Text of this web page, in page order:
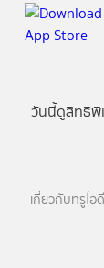
วันนี้ดูสิทธิพิ
เกี่ยวกับทรูไอดี